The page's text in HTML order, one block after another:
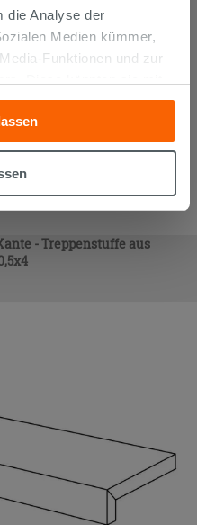
die Analyse der
Medien kümmer,
Funktionen und zur
ihnen geliefert haben oder
ihrer Dienste
Falls Sie mehr wissen
zu allen oder einigen
auf die Schaltfläche
Sie das Surfen erst
Cookies fortsetzen.
- Treppenstuffe aus